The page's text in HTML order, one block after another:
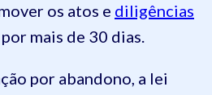
os atos e diligências
mais de 30 dias.
por abandono, a lei